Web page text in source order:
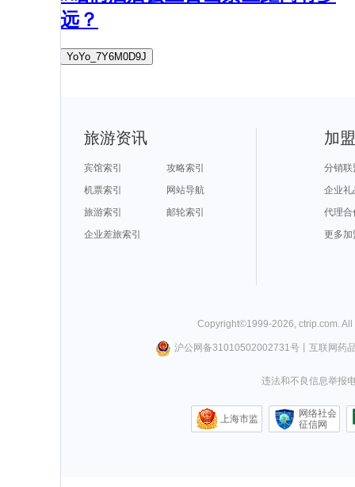
远？
YoYo_7Y6M0D9J
旅游资讯
宾馆索引
攻略索引
机票索引
网站导航
旅游索引
邮轮索引
企业差旅索引
加
分销联
企业礼
代理合
更多加
Copyright©1999-2026 ctrip.com .
沪公网备31010502002731号丨 互联网药
违法和不良信息举报
上海市监
网络社会
征信网